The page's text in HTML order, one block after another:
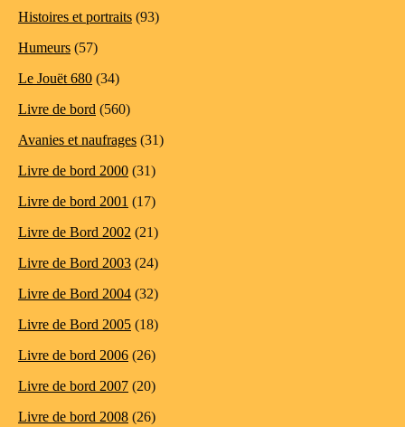
Histoires et portraits (93)
Humeurs (57)
Le Jouët 680 (34)
Livre de bord (560)
Avanies et naufrages (31)
Livre de bord 2000 (31)
Livre de bord 2001 (17)
Livre de Bord 2002 (21)
Livre de Bord 2003 (24)
Livre de Bord 2004 (32)
Livre de Bord 2005 (18)
Livre de bord 2006 (26)
Livre de bord 2007 (20)
Livre de bord 2008 (26)